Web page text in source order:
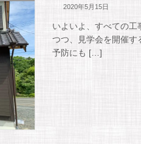
2020年5月15日
いよいよ、すべての
つつ、見学会を開催
予防にも […]